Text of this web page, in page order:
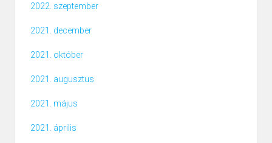
2022. szeptember
2021. december
2021. október
2021. augusztus
2021. május
2021. április